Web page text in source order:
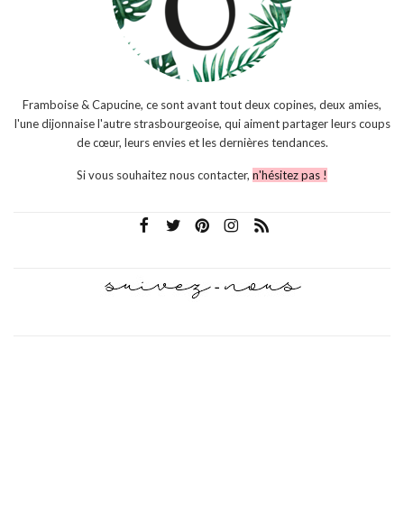
Framboise & Capucine, ce sont avant tout deux copines, deux amies,
l'une dijonnaise l'autre strasbourgeoise, qui aiment partager leurs coups
de cœur, leurs envies et les dernières tendances.
Si vous souhaitez nous contacter, n'hésitez pas !